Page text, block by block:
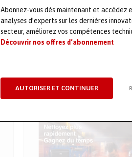
Abonnez-vous dès maintenant et accédez
analyses d’experts sur les dernières
secteur, améliorez vos compétences
Découvrir nos offres d’abonnement
AUTORISER ET CONTINUER
LE SOMMAIRE